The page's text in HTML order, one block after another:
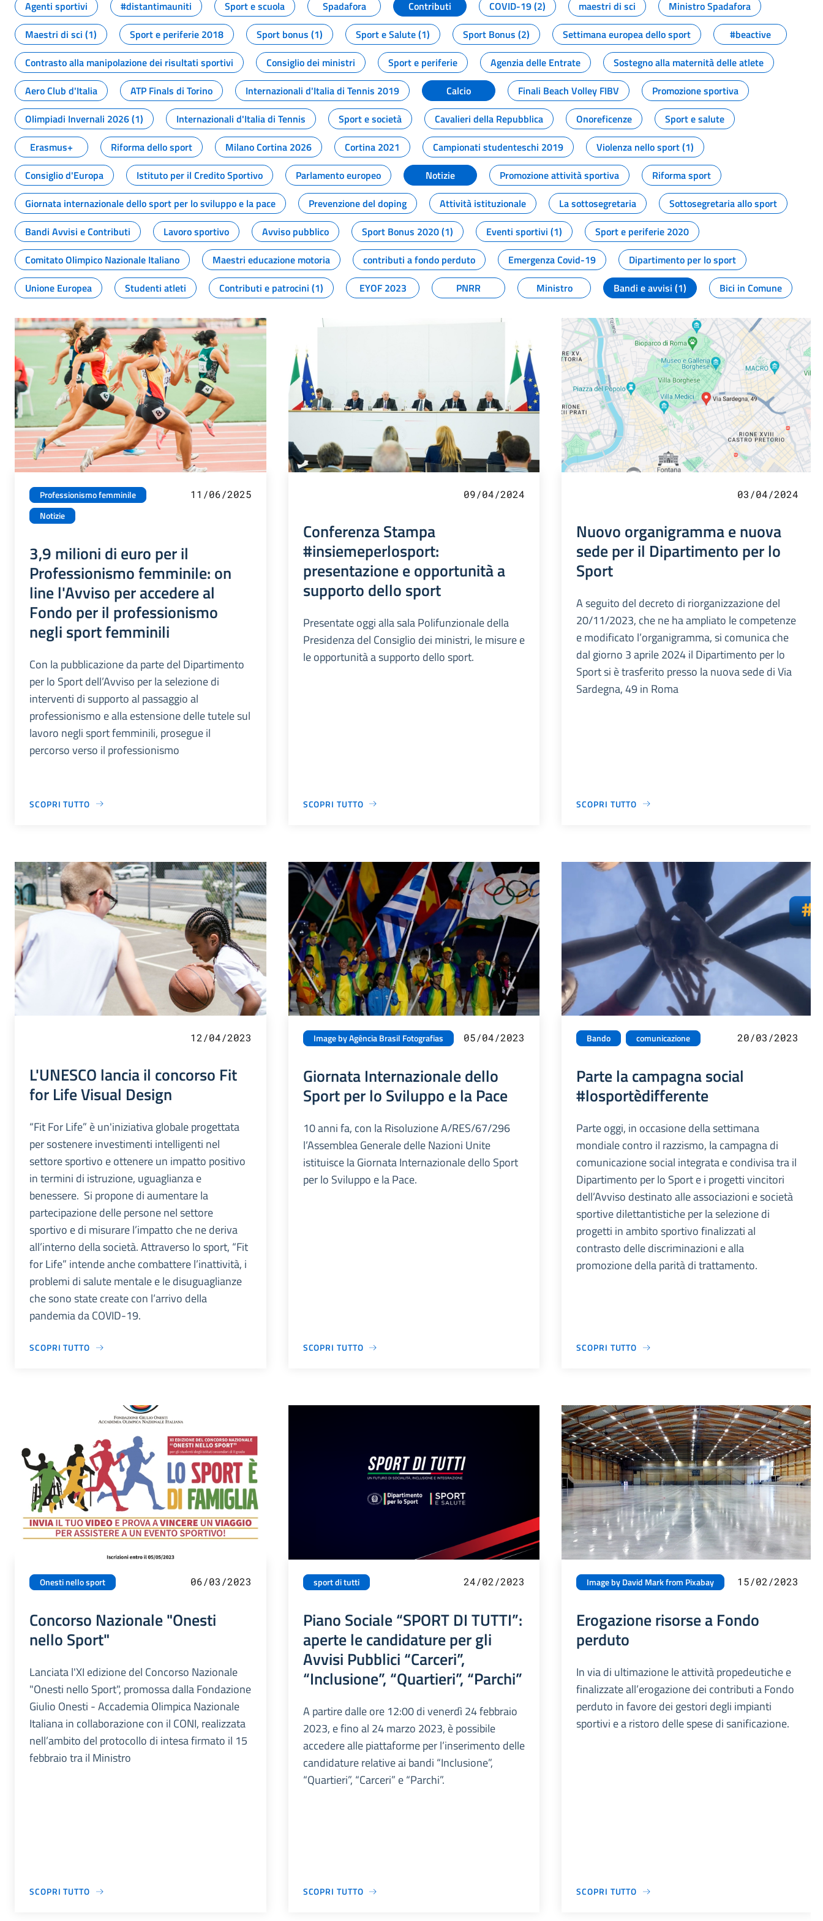
Agenti sportivi
#distantimauniti Sport e scuola Spadafora Contributi COVID-19 (2) maestri di sci
Ministro Spadafora
Maestri di sci (1)
Sport e periferie 2018 Sport bonus (1) Sport e Salute (1) Sport Bonus (2) Settimana europea dello sport
#beactive
Contrasto alla manipolazione dei risultati sportivi
Consiglio dei ministri Sport e periferie Agenzia delle Entrate
Sostegno alla maternità delle atlete
Aero Club d'Italia
ATP Finals di Torino Internazionali d'Italia di Tennis 2019 Calcio Finali Beach Volley FIBV
Promozione sportiva
Olimpiadi Invernali 2026 (1)
Internazionali d'Italia di Tennis Sport e società Cavalieri della Repubblica Onoreficenze
Sport e salute
Erasmus+
Riforma dello sport Milano Cortina 2026 Cortina 2021 Campionati studenteschi 2019
Violenza nello sport (1)
Consiglio d'Europa
Istituto per il Credito Sportivo Parlamento europeo Notizie Promozione attività sportiva
Riforma sport
Giornata internazionale dello sport per lo sviluppo e la pace
Prevenzione del doping Attività istituzionale La sottosegretaria
Sottosegretaria allo sport
Bandi Avvisi e Contributi
Lavoro sportivo Avviso pubblico Sport Bonus 2020 (1) Eventi sportivi (1)
Sport e periferie 2020
Comitato Olimpico Nazionale Italiano
Maestri educazione motoria contributi a fondo perduto Emergenza Covid-19
Dipartimento per lo sport
Unione Europea
Studenti atleti Contributi e patrocini (1) EYOF 2023 PNRR Ministro Bandi e avvisi (1) Bici in Comune
Professionismo femminile
Notizie
11/06/2025
3,9 milioni di euro per il
Professionismo femminile: on
line l'Avviso per accedere al
Fondo per il professionismo
negli sport femminili
Con la pubblicazione da parte del Dipartimento
per lo Sport dell’Avviso per la selezione di
interventi di supporto al passaggio al
professionismo e alla estensione delle tutele sul
lavoro negli sport femminili, prosegue il
percorso verso il professionismo
SCOPRI TUTTO
09/04/2024
Conferenza Stampa
#insiemeperlosport:
presentazione e opportunità a
supporto dello sport
Presentate oggi alla sala Polifunzionale della
Presidenza del Consiglio dei ministri, le misure e
le opportunità a supporto dello sport.
SCOPRI TUTTO
03/04/2024
Nuovo organigramma e nuova
sede per il Dipartimento per lo
Sport
A seguito del decreto di riorganizzazione del
20/11/2023, che ne ha ampliato le competenze
e modificato l’organigramma, si comunica che
dal giorno 3 aprile 2024 il Dipartimento per lo
Sport si è trasferito presso la nuova sede di Via
Sardegna, 49 in Roma
SCOPRI TUTTO
12/04/2023
L'UNESCO lancia il concorso Fit
for Life Visual Design
“Fit For Life” è un'iniziativa globale progettata
per sostenere investimenti intelligenti nel
settore sportivo e ottenere un impatto positivo
in termini di istruzione, uguaglianza e
benessere. Si propone di aumentare la
partecipazione delle persone nel settore
sportivo e di misurare l’impatto che ne deriva
all’interno della società. Attraverso lo sport, “Fit
for Life” intende anche combattere l’inattività, i
problemi di salute mentale e le disuguaglianze
che sono state create con l’arrivo della
pandemia da COVID-19.
SCOPRI TUTTO
Image by Agência Brasil Fotografias 05/04/2023
Giornata Internazionale dello
Sport per lo Sviluppo e la Pace
10 anni fa, con la Risoluzione A/RES/67/296
l’Assemblea Generale delle Nazioni Unite
istituisce la Giornata Internazionale dello Sport
per lo Sviluppo e la Pace.
SCOPRI TUTTO
Bando comunicazione 20/03/2023
Parte la campagna social
#losportèdifferente
Parte oggi, in occasione della settimana
mondiale contro il razzismo, la campagna di
comunicazione social integrata e condivisa tra il
Dipartimento per lo Sport e i progetti vincitori
dell’Avviso destinato alle associazioni e società
sportive dilettantistiche per la selezione di
progetti in ambito sportivo finalizzati al
contrasto delle discriminazioni e alla
promozione della parità di trattamento.
SCOPRI TUTTO
Onesti nello sport 06/03/2023
Concorso Nazionale "Onesti
nello Sport"
Lanciata l'XI edizione del Concorso Nazionale
"Onesti nello Sport", promossa dalla Fondazione
Giulio Onesti - Accademia Olimpica Nazionale
Italiana in collaborazione con il CONI, realizzata
nell’ambito del protocollo di intesa firmato il 15
febbraio tra il Ministro
SCOPRI TUTTO
sport di tutti 24/02/2023
Piano Sociale “SPORT DI TUTTI”:
aperte le candidature per gli
Avvisi Pubblici “Carceri”,
“Inclusione”, “Quartieri”, “Parchi”
A partire dalle ore 12:00 di venerdì 24 febbraio
2023, e fino al 24 marzo 2023, è possibile
accedere alle piattaforme per l’inserimento delle
candidature relative ai bandi “Inclusione”,
“Quartieri”, “Carceri” e “Parchi”.
SCOPRI TUTTO
Image by David Mark from Pixabay 15/02/2023
Erogazione risorse a Fondo
perduto
In via di ultimazione le attività propedeutiche e
finalizzate all’erogazione dei contributi a Fondo
perduto in favore dei gestori degli impianti
sportivi e a ristoro delle spese di sanificazione.
SCOPRI TUTTO